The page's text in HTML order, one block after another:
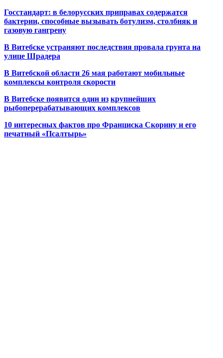
Госстандарт: в белорусских приправах содержатся
бактерии, способные вызывать ботулизм, столбняк и
газовую гангрену
В Витебске устраняют последствия провала грунта на
улице Шрадера
В Витебской области 26 мая работают мобильные
комплексы контроля скорости
В Витебске появится один из крупнейших
рыбоперерабатывающих комплексов
10 интересных фактов про Франциска Скорину и его
печатный «Псалтырь»